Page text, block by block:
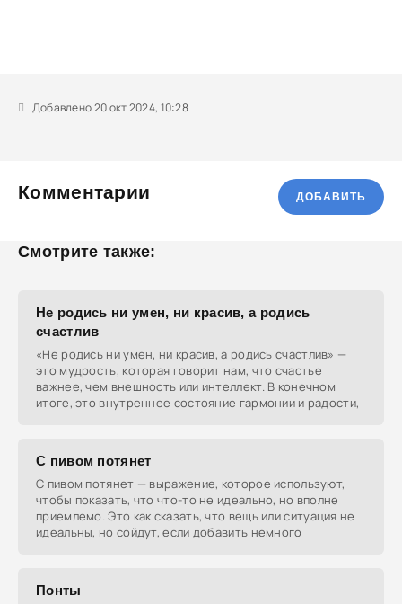
Добавлено 20 окт 2024, 10:28
Комментарии ДОБАВИТЬ
Смотрите также:
Не родись ни умен, ни красив, а родись
счастлив
«Не родись ни умен, ни красив, а родись счастлив» —
это мудрость, которая говорит нам, что счастье
важнее, чем внешность или интеллект. В конечном
итоге, это внутреннее состояние гармонии и радости,
С пивом потянет
С пивом потянет — выражение, которое используют,
чтобы показать, что что-то не идеально, но вполне
приемлемо. Это как сказать, что вещь или ситуация не
идеальны, но сойдут, если добавить немного
Понты